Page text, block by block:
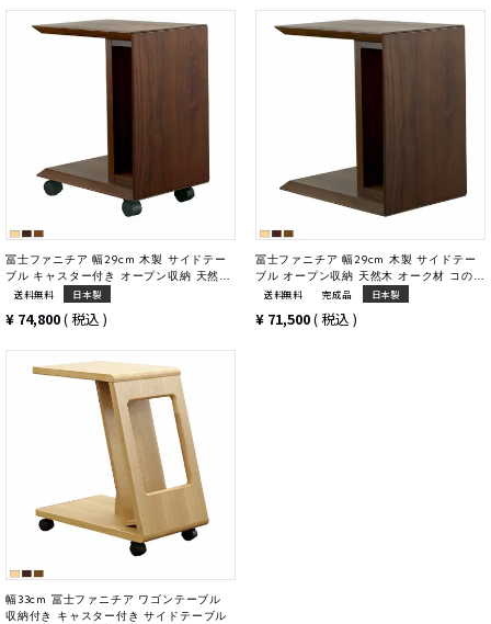
冨士ファニチア 幅29cm 木製 サイドテー
ブル キャスター付き オープン収納 天然木
オーク材 コの字 ナイトテーブル ミニテー
送料無料 日本製
¥ 74,800 税込
冨士ファニチア 幅29cm 木製 サイドテー
ブル オープン収納 天然木 オーク材 コの字
ナイトテーブル ミニテーブル リビング お
送料無料 完成品 日本製
¥ 71,500 税込
幅33cm 冨士ファニチア ワゴンテーブル
収納付き キャスター付き サイドテーブル